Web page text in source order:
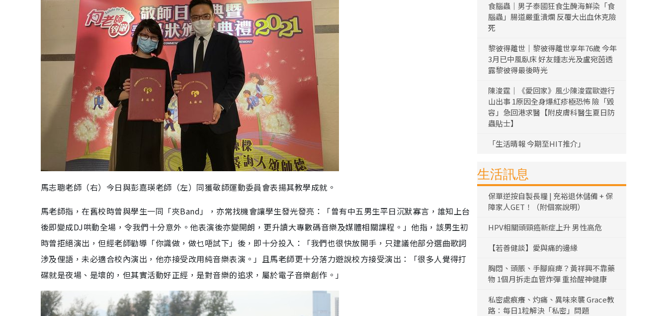
馬志聰老師（右）今日與彭嘉瑛老師（左）同獲敬師運動委員會表揚其教學成就。
馬老師指，在舊校時曾與學生一同「夾Band」，亦常找機會讓學生發光發亮：「曾有中五男生平日沉默寡言，誰知上台
後即變成DJ哄動全場，令我們十分意外。他表演後亦變開朗，更升讀大專數碼音樂及媒體相關課程。」他指，該男生初
時曾拒絕演出，但經老師勸導「你識做，做乜唔試下」後，即十分投入：「我們也很快放開手，只建議他部分選曲歌詞
涉及俚語，未必適合校內演出，他亦接受改用純音樂表演。」且馬老師更十分落力遊說校方接受演出：「很多人覺得打
碟就是夜場、是壞的，但其實活動好正經，是對音樂的追求，屬於電子音樂創作。」
食腦蟲｜男子泰國狂食生醃海鮮染「食
腦蟲」腸道嚴重潰爛 反覆大出血休克險
死
黎彼得離世｜黎彼得離世享年76歲 今年
3月已中風臥床 好友鍾志光及盧宛茵透
露黎彼得最後時光
陳浚霆｜《愛回家》風少陳浚霆歐遊行
山出事 1原因全身爆紅疹極恐怖 險「毀
容」急回港求醫【附皮膚科醫生夏日防
蟲貼士】
「生活晴報 今期至HIT推介」
生活訊息
保單逆按自製長糧 | 充裕退休儲備 + 保
障家人GET！（附個案說明）
HPV相關頭頸癌新症上升 男性高危
【若善健談】愛與痛的邊緣
胸悶、頭脹、手腳麻痺？黃祥興不靠藥
物 1個月拆走血管炸彈 重拾醒神健康
私密處痕癢、灼痛、異味來襲 Grace教
路：每日1粒解決「私密」問題